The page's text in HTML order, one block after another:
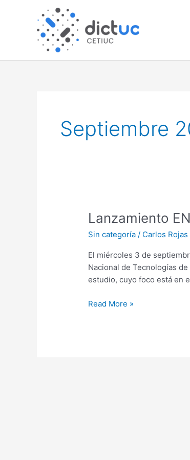
Septiembre
Lanzamiento
Sin categoría / Carlos Rojas
El miércoles 3 de
Nacional de Tecnologías
estudio, cuyo foco está en
Lanzamiento
2014
Read More »